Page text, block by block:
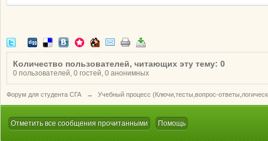
Количество пользователей, читающих эту тему: 0
0 пользователей, 0 гостей, 0 анонимных
Форум для студента СГА → Учебный процесс (Ключи,тесты,вопрос-
Отметить все сообщения прочитанными Помощь